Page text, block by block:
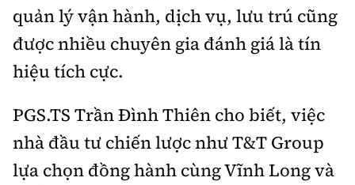
quản lý vận hành, dịch vụ, lưu trú cũng
được nhiều chuyên gia đánh giá là tín
hiệu tích cực.
PGS.TS Trần Đình Thiên cho biết, việc
nhà đầu tư chiến lược như T&T Group
lựa chọn đồng hành cùng Vĩnh Long và